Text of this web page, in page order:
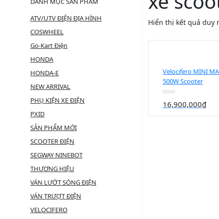
ATV/UTV ĐIỆN ĐỊA HÌNH
COSWHEEL
Go-Kart Điện
HONDA
HONDA-E
NEW ARRIVAL
PHỤ KIỆN XE ĐIỆN
PXID
SẢN PHẨM MỚI
SCOOTER ĐIỆN
SEGWAY NINEBOT
THƯƠNG HIỆU
VÁN LƯỚT SÓNG ĐIỆN
VÁN TRƯỢT ĐIỆN
VELOCIFERO
Hiển thị kết quả duy
Velocifero MINI
500W Scooter
Được
xếp
hạng
16,900,000₫